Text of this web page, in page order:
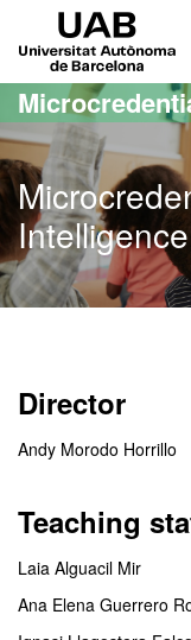
Go to the main content
Go to the website
Director
Andy Morodo Horrillo
Teaching
Laia Alguacil Mir
Ana Elena Guerrero